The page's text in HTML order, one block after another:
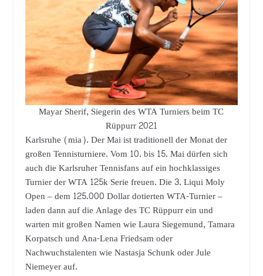
Mayar Sherif, Siegerin des WTA Turniers beim TC
Rüppurr 2021
Karlsruhe (mia). Der Mai ist traditionell der Monat der
großen Tennisturniere. Vom 10. bis 15. Mai dürfen sich
auch die Karlsruher Tennisfans auf ein hochklassiges
Turnier der WTA 125k Serie freuen. Die 3. Liqui Moly
Open – dem 125.000 Dollar dotierten WTA-Turnier –
laden dann auf die Anlage des TC Rüppurr ein und
warten mit großen Namen wie Laura Siegemund, Tamara
Korpatsch und Ana-Lena Friedsam oder
Nachwuchstalenten wie Nastasja Schunk oder Jule
Niemeyer auf.